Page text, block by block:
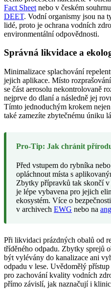
Fact Sheet nebo v českém
DEET. Vodní organismy jsou na
lidé, proto je ochrana vodních
environmentální odpovědnosti.
Správná likvidace a
Minimalizace splachování
jejich aplikace. Místo
se část aerosolu nekontrolovaně
nejprve do dlaní a následně jej
Tímto jednoduchým krokem
také zamezíte zbytečnému úniku
Pro-Tip: Jak chránit
Před vstupem do rybníka
opláchnout místa s
Zbytky přípravků tak skončí
je lépe vybavena pro jejich
ekosystém. Více o
v archivech EWG nebo na
Při likvidaci prázdných obalů od
tříděného odpadu. Zbytky sprejů
být vylévány do kanalizace ani
odpadu v lese. Uvědomělý
pro zachování kvality vodních
přímo závislí, jak naznačují i